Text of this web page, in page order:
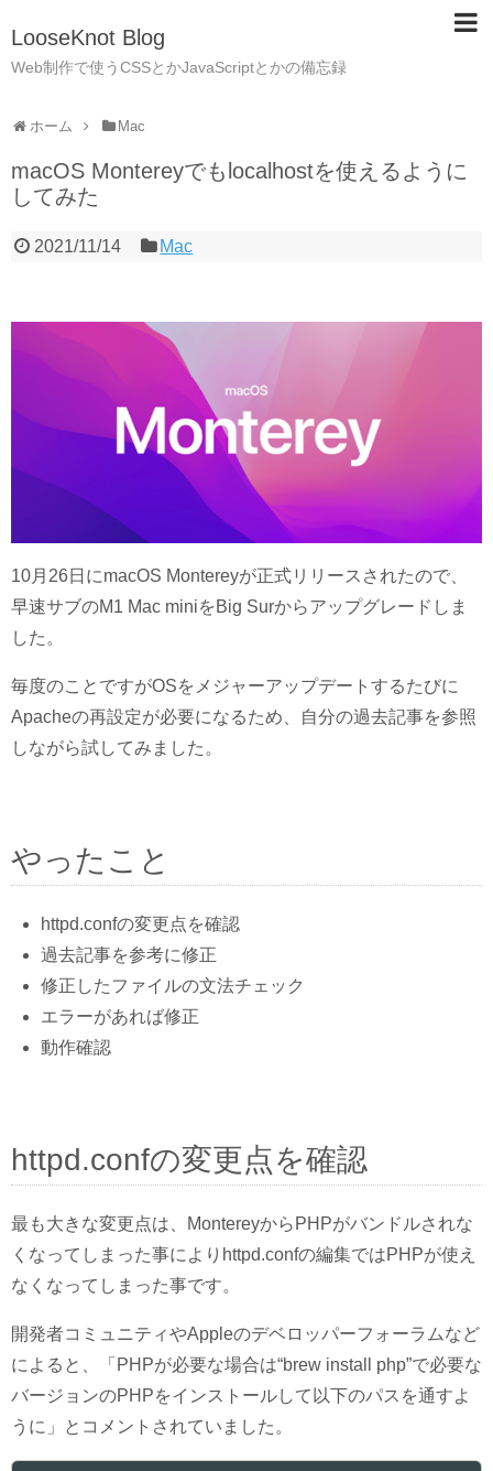
LooseKnot Blog
Web制作で使うCSSとかJavaScriptとかの備忘録
ホーム Mac
macOS Montereyでもlocalhostを使えるように
してみた
2021/11/14 Mac
10月26日にmacOS Montereyが正式リリースされたので、
早速サブのM1 Mac miniをBig Surからアップグレードしま
した。
毎度のことですがOSをメジャーアップデートするたびに
Apacheの再設定が必要になるため、自分の過去記事を参照
しながら試してみました。
やったこと
httpd.confの変更点を確認
過去記事を参考に修正
修正したファイルの文法チェック
エラーがあれば修正
動作確認
httpd.confの変更点を確認
最も大きな変更点は、MontereyからPHPがバンドルされな
くなってしまった事によりhttpd.confの編集ではPHPが使え
なくなってしまった事です。
開発者コミュニティやAppleのデベロッパーフォーラムなど
によると、「PHPが必要な場合は“brew install php”で必要な
バージョンのPHPをインストールして以下のパスを通すよ
うに」とコメントされていました。